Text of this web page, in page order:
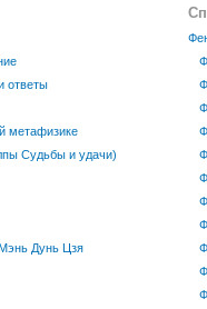
ответы
метафизике
Судьбы и удачи)
Дунь Цзя